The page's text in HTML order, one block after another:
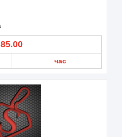
85.00
час